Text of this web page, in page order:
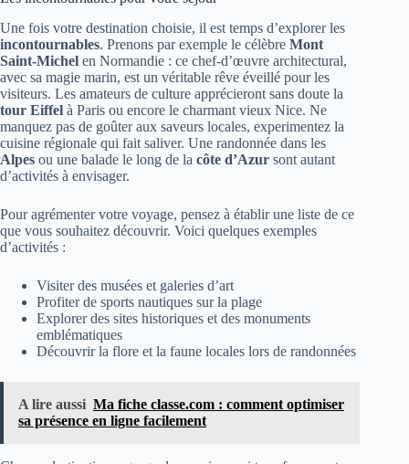
Une fois votre destination choisie, il est temps d’explorer les
incontournables. Prenons par exemple le célèbre Mont
Saint-Michel en Normandie : ce chef-d’œuvre architectural,
avec sa magie marin, est un véritable rêve éveillé pour les
visiteurs. Les amateurs de culture apprécieront sans doute la
tour Eiffel à Paris ou encore le charmant vieux Nice. Ne
manquez pas de goûter aux saveurs locales, experimentez la
cuisine régionale qui fait saliver. Une randonnée dans les
Alpes ou une balade le long de la côte d’Azur sont autant
d’activités à envisager.
Pour agrémenter votre voyage, pensez à établir une liste de ce
que vous souhaitez découvrir. Voici quelques exemples
d’activités :
Visiter des musées et galeries d’art
Profiter de sports nautiques sur la plage
Explorer des sites historiques et des monuments
emblématiques
Découvrir la flore et la faune locales lors de randonnées
A lire aussi Ma fiche classe.com : comment optimiser
sa présence en ligne facilement